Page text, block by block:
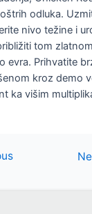
odluka.
nivo težine i
tom
evra. Prihvatite
kroz demo
ka višim